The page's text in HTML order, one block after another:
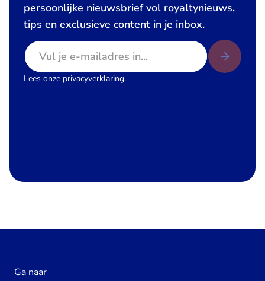
persoonlijke nieuwsbrief vol royaltynieuws,
tips en exclusieve content in je inbox.
E-mailadres
Lees onze privacyverklaring.
Ga naar